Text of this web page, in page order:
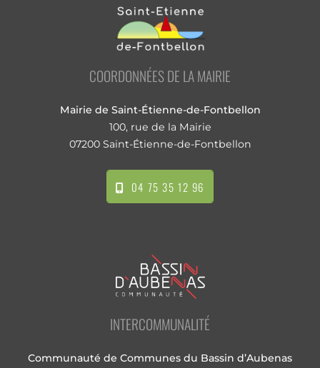
COORDONNÉES DE LA MAIRIE
Mairie de Saint-Étienne-de-Fontbellon
100, rue de la Mairie
07200 Saint-Étienne-de-Fontbellon
04 75 35 12 96
INTERCOMMUNALITÉ
Communauté de Communes du Bassin d’Aubenas